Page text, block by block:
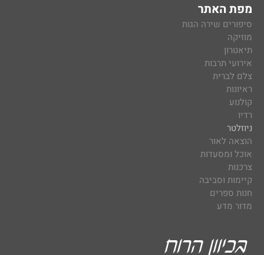
מפת האתר
סיפורים שירה הגות
מוזיקה
תיאטרון
אירועי תרבות
צלם לברית
ראיונות
קולנוע
רדיו
ניוזלטר
הוצאה לאור
אוכל ומסעדות
צרכנות
קיימות וסביבה
חנות ספרים
מדור מדע